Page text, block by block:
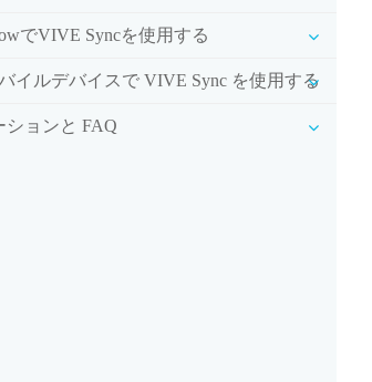
でVIVE Syncを使用する
イルデバイスで VIVE Sync を使用する
ションと FAQ